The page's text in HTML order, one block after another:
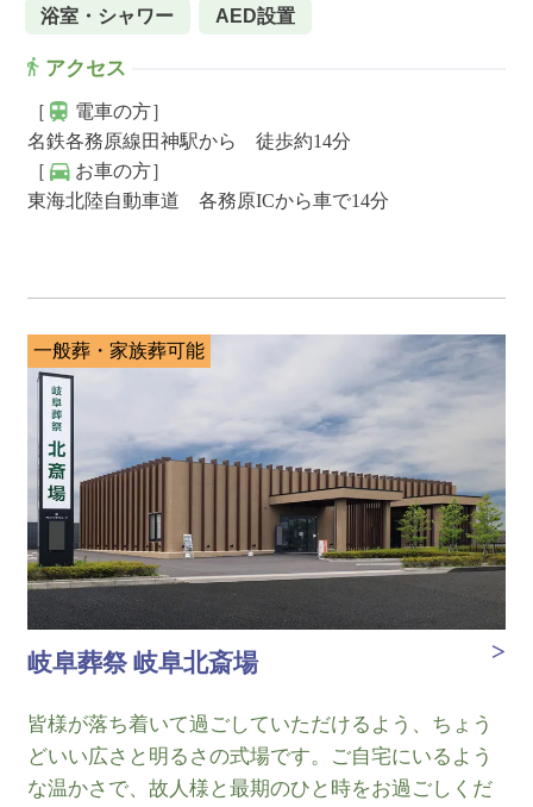
浴室・シャワー AED設置
アクセス
［
電車の方］
名鉄各務原線田神駅から 徒歩約14分
［
お車の方］
東海北陸自動車道 各務原ICから車で14分
一般葬・家族葬可能
岐阜葬祭 岐阜北斎場
皆様が落ち着いて過ごしていただけるよう、ちょう
どいい広さと明るさの式場です。ご自宅にいるよう
な温かさで、故人様と最期のひと時をお過ごしくだ